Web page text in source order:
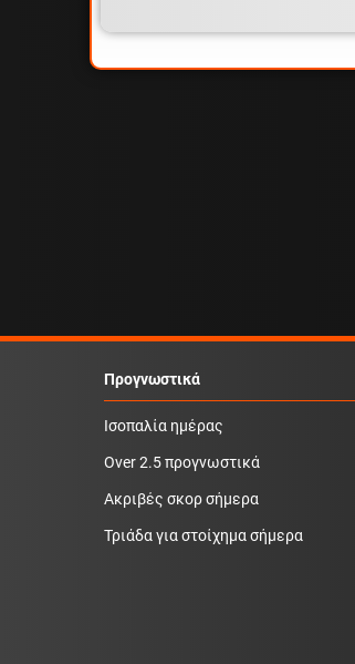
Προγνωστικά
Ισοπαλία ημέρας
Over 2.5 προγνωστικά
Ακριβές σκορ σήμερα
Τριάδα για στοίχημα σήμερα